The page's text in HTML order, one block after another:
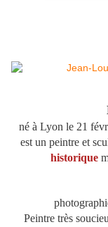
né à Lyon le 21
est un peintre et
historique
Peintre très